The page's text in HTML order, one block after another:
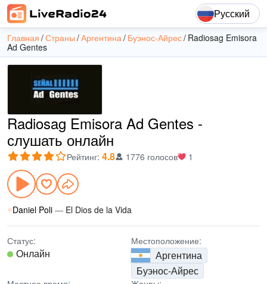
Русский
Главная Страны Аргентина Буэнос-Айрес Radiosag Emisora
Ad Gentes
Radiosag Emisora Ad Gentes -
слушать онлайн
Рейтинг: 4.8 1776 голосов 1
Daniel Poli — El Dios de la Vida
Статус:
Онлайн
Местоположение:
Аргентина
Буэнос-Айрес